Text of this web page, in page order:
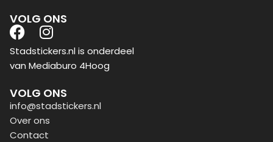
VOLG ONS
Stadstickers.nl is onderdeel
van Mediaburo 4Hoog
VOLG ONS
info@stadstickers.nl
Over ons
Contact